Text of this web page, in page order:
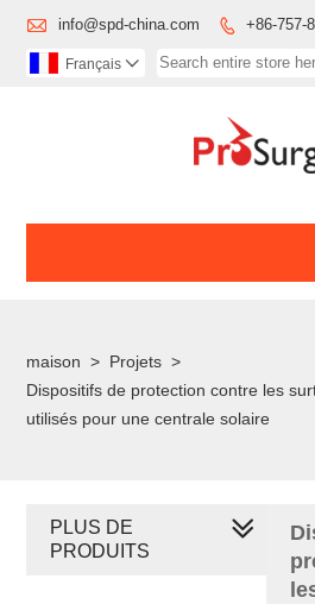
 info@spd-china.com  +86-757-
Français 
maison > Projets >
Dispositifs de protection contre les
utilisés pour une centrale solaire
PLUS DE
PRODUITS